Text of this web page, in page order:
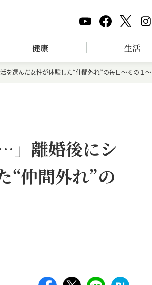
健康 生活
を選んだ女性が体験した“仲間外れ”の毎日～その１～
」離婚後にシ
“仲間外れ”の